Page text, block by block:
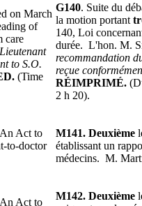
on March
of
care
to S.O.
(Time
G140. Suite du
la motion portant
140, Loi
durée. L'hon. M.
recommandation
reçue
RÉIMPRIMÉ.
2 h 20).
Act to
to-doctor
M141. Deuxième
établissant un
médecins. M.
Act to
M142. Deuxième